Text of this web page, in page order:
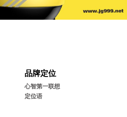
品牌定位
⼼智第⼀联想
定位语